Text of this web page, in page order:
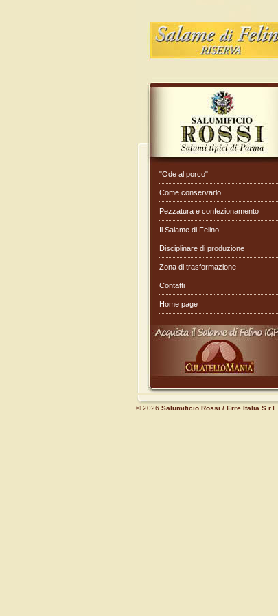
"Ode al porco"
Come conservarlo
Pezzatura e confezionamento
Il Salame di Felino
Disciplinare di produzione
Zona di trasformazione
Contatti
Home page
© 2026 Salumificio Rossi / Erre Italia S.r.l.